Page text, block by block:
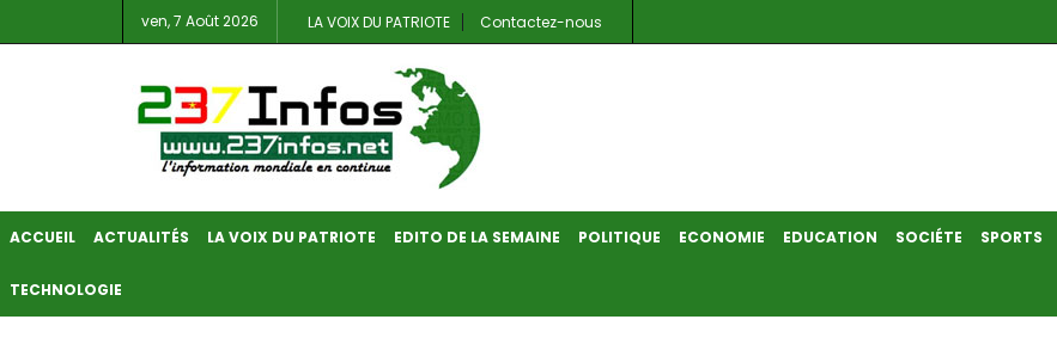
ven, 7 Août 2026 LA VOIX DU PATRIOTE Contactez-nous
ACCUEIL ACTUALITÉS LA VOIX DU PATRIOTE EDITO DE LA SEMAINE POLITIQUE ECONOMIE EDUCATION SOCIÉTE SPORTS
TECHNOLOGIE